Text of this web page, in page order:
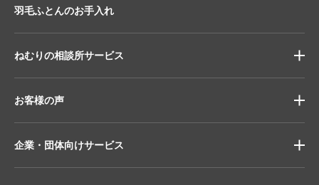
羽毛ふとんのお手入れ
ねむりの相談所サービス
お客様の声
企業・団体向けサービス